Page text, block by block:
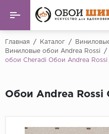
Назад
Виниловые обои
Фрески
Главная / Каталог /
Виниловые обои Andrea Rossi
/
обои Cheradi Обои Andrea Rossi
Обои Andrea Rossi